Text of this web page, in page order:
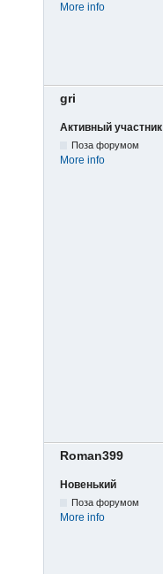
More info
gri
Активный участник
Поза форумом
More info
Roman399
Новенький
Поза форумом
More info